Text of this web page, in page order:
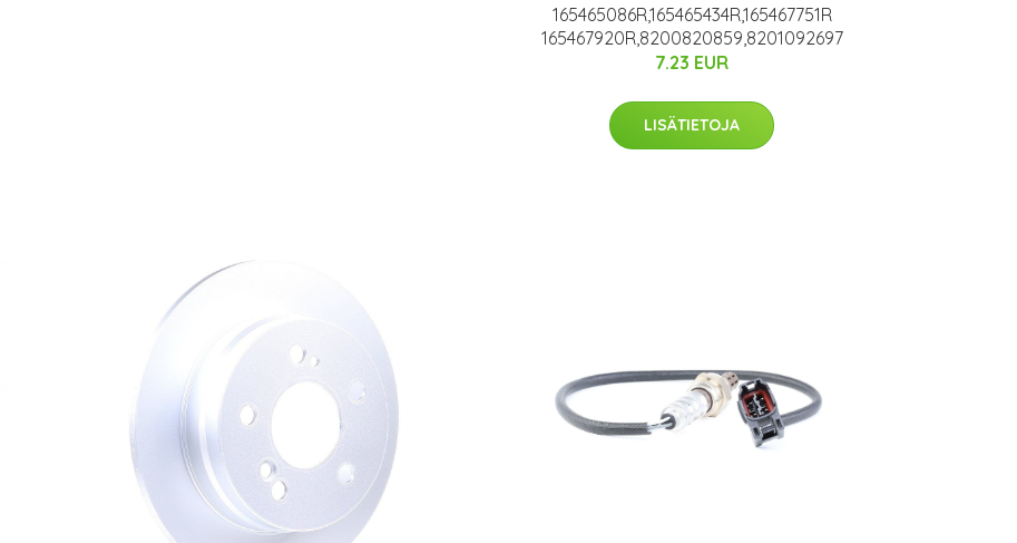
165465086R,165465434R,165467751R
165467920R,8200820859,8201092697
7.23 EUR
LISÄTIETOJA